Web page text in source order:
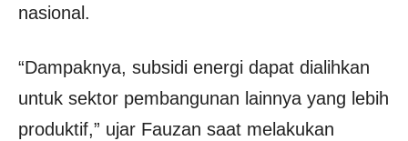
nasional.
“Dampaknya, subsidi energi dapat dialihkan
untuk sektor pembangunan lainnya yang lebih
produktif,” ujar Fauzan saat melakukan